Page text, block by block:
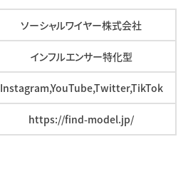
ソーシャルワイヤー株式会社
インフルエンサー特化型
Instagram,YouTube,Twitter,TikTok
https://find-model.jp/